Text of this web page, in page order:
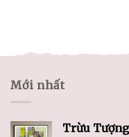
Mới nhất
Trừu